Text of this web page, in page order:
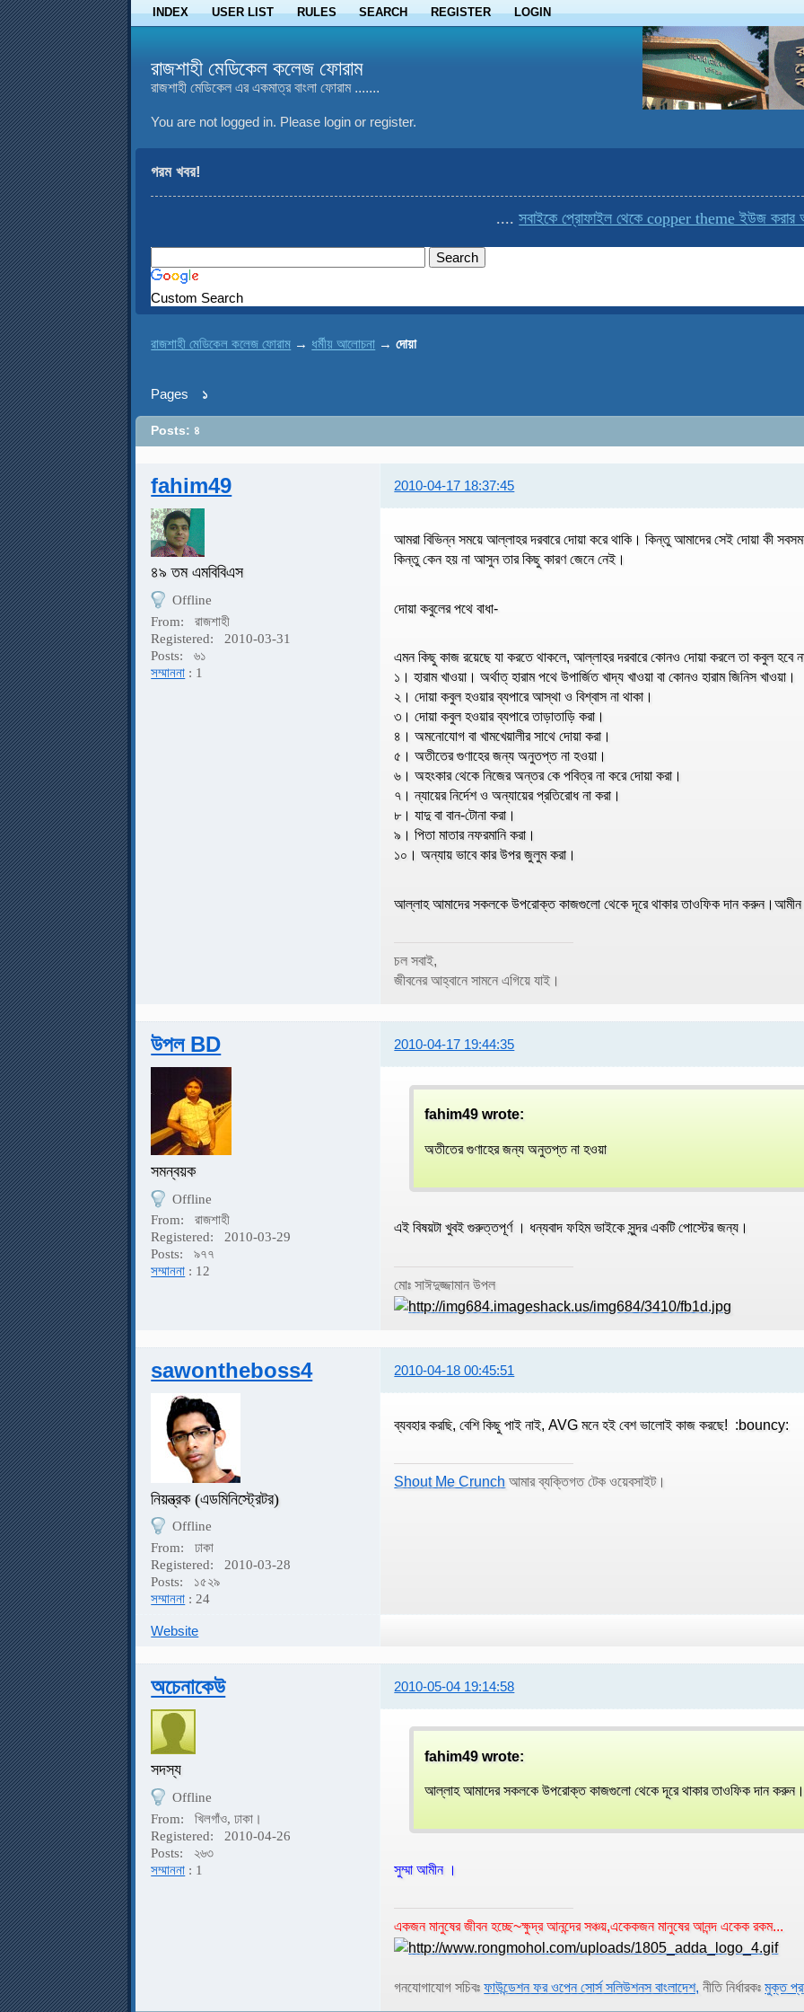
INDEX USER LIST RULES SEARCH REGISTER LOGIN
রাজশাহী মেডিকেল কলেজ ফোরাম
রাজশাহী মেডিকেল এর একমাত্র বাংলা ফোরাম .......
You are not logged in. Please login or register.
গরম খবর!
সবাইকে প্রোফাইল থেকে copper theme ইউজ করার
Custom Search
রাজশাহী মেডিকেল কলেজ ফোরাম → ধর্মীয় আলোচনা →দোয়া
Pages ১
Posts: ৪
fahim49 2010-04-17 18:37:45
৪৯ তম এমবিবিএস
Offline
From:
রাজশাহী
Registered:
2010-03-31
Posts:
৬১
সম্মাননা : 1
আমরা বিভিন্ন সময়ে আল্লাহর দরবারে দোয়া করে থাকি। কিন্তু আমাদের সেই দোয়া কী
কিন্তু কেন হয় না আসুন তার কিছু কারণ জেনে নেই।
দোয়া কবুলের পথে বাধা-
এমন কিছু কাজ রয়েছে যা করতে থাকলে, আল্লাহর দরবারে কোনও দোয়া করলে তা কবুল হবে
১। হারাম খাওয়া। অর্থাত্ হারাম পথে উপার্জিত খাদ্য খাওয়া বা কোনও হারাম জিনিস খাওয়া।
২। দোয়া কবুল হওয়ার ব্যপারে আস্থা ও বিশ্বাস না থাকা।
৩। দোয়া কবুল হওয়ার ব্যপারে তাড়াতাড়ি করা।
৪। অমনোযোগ বা খামখেয়ালীর সাথে দোয়া করা।
৫। অতীতের গুণাহের জন্য অনুতপ্ত না হওয়া।
৬। অহংকার থেকে নিজের অন্তর কে পবিত্র না করে দোয়া করা।
৭। ন্যায়ের নির্দেশ ও অন্যায়ের প্রতিরোধ না করা।
৮। যাদু বা বান-টোনা করা।
৯। পিতা মাতার নফরমানি করা।
১০। অন্যায় ভাবে কার উপর জুলুম করা।
আল্লাহ আমাদের সকলকে উপরোক্ত কাজগুলো থেকে দূরে থাকার তাওফিক দান
চল সবাই,
জীবনের আহ্বানে সামনে এগিয়ে যাই।
উপল BD 2010-04-17 19:44:35
সমন্বয়ক
Offline
From:
রাজশাহী
Registered:
2010-03-29
Posts:
৯৭৭
সম্মাননা : 12
fahim49 wrote:
অতীতের গুণাহের জন্য অনুতপ্ত না হওয়া
এই বিষয়টা খুবই গুরুত্তপূর্ণ । ধন্যবাদ ফহিম ভাইকে সুন্দর একটি পোস্টের জন্য।
মোঃ সাঈদুজ্জামান উপল
sawontheboss4 2010-04-18 00:45:51
নিয়ন্ত্রক (এডমিনিস্ট্রেটর)
Offline
From:
ঢাকা
Registered:
2010-03-28
Posts:
১৫২৯
সম্মাননা : 24
ব্যবহার করছি, বেশি কিছু পাই নাই, AVG মনে হই বেশ ভালোই কাজ করছে! :bouncy:
Shout Me Crunch আমার ব্যক্তিগত টেক ওয়েবসাইট।
Website
অচেনাকেউ 2010-05-04 19:14:58
সদস্য
Offline
From:
খিলগাঁও, ঢাকা।
Registered:
2010-04-26
Posts:
২৬৩
সম্মাননা : 1
fahim49 wrote:
আল্লাহ আমাদের সকলকে উপরোক্ত কাজগুলো থেকে দূরে থাকার তাওফিক দান
সুম্মা আমীন ।
একজন মানুষের জীবন হচ্ছে~ক্ষুদ্র আনন্দের সঞ্চয়,একেকজন মানুষের আনন্দ একেক রকম...
গনযোগাযোগ সচিবঃফাউন্ডেশন ফর ওপেন সোর্স সলিউশনস বাংলাদেশ, নীতি নির্ধারকঃমুক্ত